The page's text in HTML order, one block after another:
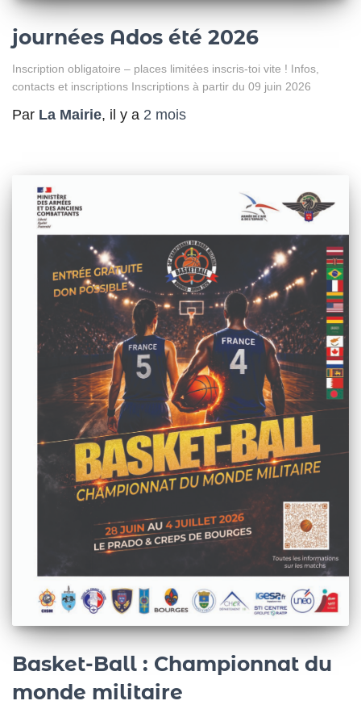
journées Ados été 2026
Inscription obligatoire – places limitées inscris-toi vite ! Infos,
contacts et inscriptions Inscriptions à partir du 09 juin 2026
Par La Mairie, il y a 2 mois
Basket-Ball : Championnat du
monde militaire